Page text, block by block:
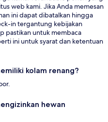
web kami. Jika Anda memesan
ini dapat dibatalkan hingga
in tergantung kebijakan
pastikan untuk membaca
ini untuk syarat dan ketentuan
kolam renang?
hewan